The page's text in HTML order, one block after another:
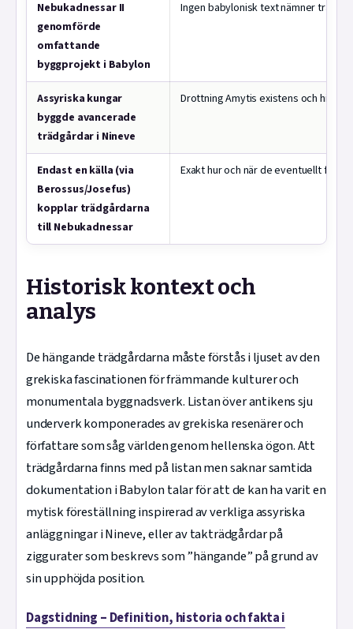
Nebukadnessar II
genomförde
omfattande
byggprojekt i Babylon
Ingen babylonisk text nämner
Assyriska kungar
byggde avancerade
trädgårdar i Nineve
Drottning Amytis existens och
Endast en källa (via
Berossus/Josefus)
kopplar trädgårdarna
till Nebukadnessar
Exakt hur och när de eventuellt
Historisk kontext och
analys
De hängande trädgårdarna måste förstås i ljuset av den
grekiska fascinationen för främmande kulturer och
monumentala byggnadsverk. Listan över antikens sju
underverk komponerades av grekiska resenärer och
författare som såg världen genom hellenska ögon. Att
trädgårdarna finns med på listan men saknar samtida
dokumentation i Babylon talar för att de kan ha varit en
mytisk föreställning inspirerad av verkliga assyriska
anläggningar i Nineve, eller av takträdgårdar på
ziggurater som beskrevs som ”hängande” på grund av
sin upphöjda position.
Dagstidning – Definition, historia och fakta i